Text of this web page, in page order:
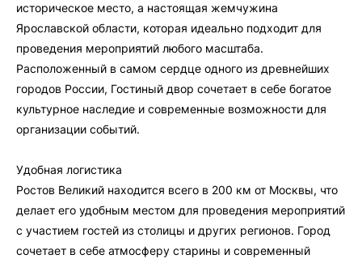
историческое место, а настоящая жемчужина
Ярославской области, которая идеально подходит для
проведения мероприятий любого масштаба.
Расположенный в самом сердце одного из древнейших
городов России, Гостиный двор сочетает в себе богатое
культурное наследие и современные возможности для
организации событий.
Удобная логистика
Ростов Великий находится всего в 200 км от Москвы, что
делает его удобным местом для проведения мероприятий
с участием гостей из столицы и других регионов. Город
сочетает в себе атмосферу старины и современный